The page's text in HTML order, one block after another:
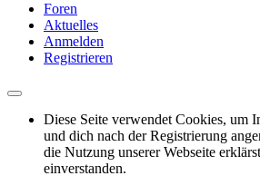
Foren
Aktuelles
Anmelden
Registrieren
Diese Seite verwendet Cookies, um
und dich nach der Registrierung
die Nutzung unserer Webseite
einverstanden.